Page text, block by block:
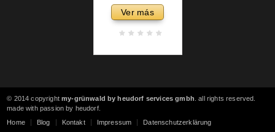
Core i9 11900KF 16
Threads 5.30GHz •
GeForce RTX4060
11
Ver más
© 2014 copyrightmy-grünwald by heudorf services gmbh . all rights reserved.
made with passion by heudorf.
Home
Blog Kontakt Impressum Datenschutzerklärung